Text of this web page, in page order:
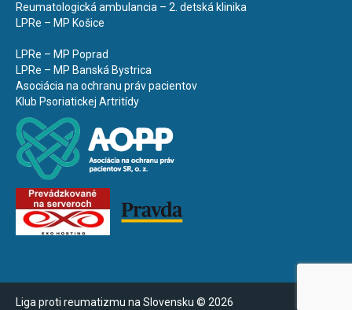
Reumatologická ambulancia – 2. detská klinika
LPRe – MP Košice
LPRe – MP Poprad
LPRe – MP Banská Bystrica
Asociácia na ochranu práv pacientov
Klub Psoriatickej Artritídy
Liga proti reumatizmu na Slovensku © 2026